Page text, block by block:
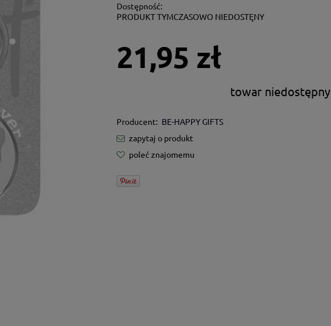
Dostępność:
PRODUKT TYMCZASOWO NIEDOSTĘNY
21,95 zł
towar niedostępny
Producent: BE-HAPPY GIFTS
zapytaj o produkt
poleć znajomemu